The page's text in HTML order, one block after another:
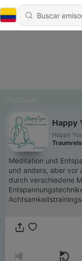
Happy
Happy You
Meditation und
und anders, aber vor allem
durch verschiedene